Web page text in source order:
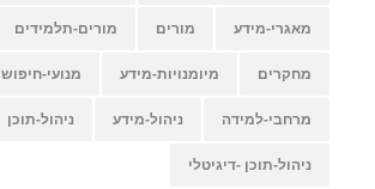
מאגרי-מידע מורים מורים-תלמידים
מחקרים מיומנויות-מידע מנועי-חיפוש
מרחבי-למידה ניהול-מידע ניהול-תוכן
ניהול-תוכן -דיגיטלי